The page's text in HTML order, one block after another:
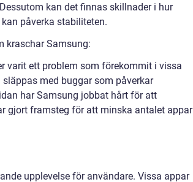
kan det finnas skillnader i hur
påverka stabiliteten.
kraschar Samsung:
varit ett problem som förekommit i vissa
med buggar som påverkar
har Samsung jobbat hårt för att
gjort framsteg för att minska antalet appar
upplevelse för användare. Vissa appar